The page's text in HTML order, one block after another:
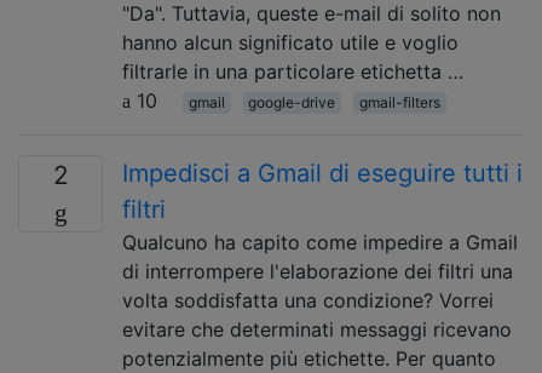
"Da". Tuttavia, queste e-mail di solito non
hanno alcun significato utile e voglio
filtrarle in una particolare etichetta …
10
gmail google-drive gmail-filters
2
Impedisci a Gmail di eseguire tutti i
filtri
Qualcuno ha capito come impedire a Gmail
di interrompere l'elaborazione dei filtri una
volta soddisfatta una condizione? Vorrei
evitare che determinati messaggi ricevano
potenzialmente più etichette. Per quanto